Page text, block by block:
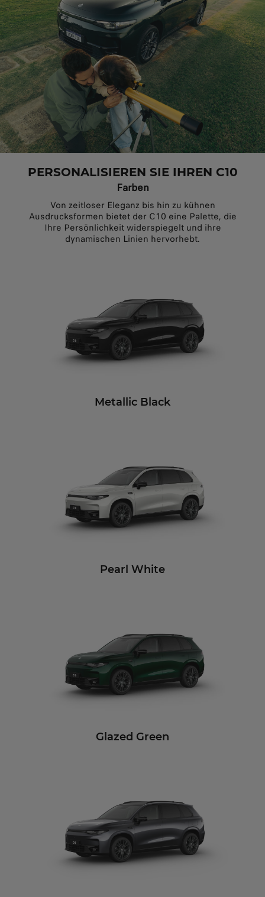
PERSONALISIEREN SIE IHREN C10
Farben
Von zeitloser Eleganz bis hin zu kühnen
Ausdrucksformen bietet der C10 eine Palette, die
Ihre Persönlichkeit widerspiegelt und ihre
dynamischen Linien hervorhebt.
Metallic Black
Pearl White
Glazed Green